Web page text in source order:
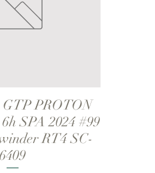
rápida
GTP PROTON
SPA 2024 #99
RT4 SC-
6409